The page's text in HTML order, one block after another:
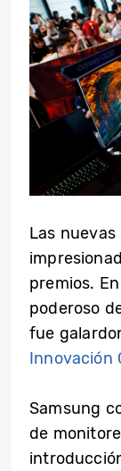
Las nuevas
premios.
poderoso
fue
Innovación
Samsung
de